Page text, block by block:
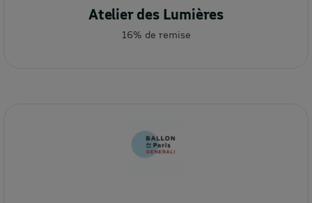
Atelier des Lumières
16% de remise